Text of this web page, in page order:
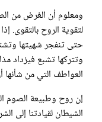
ومعلوم أن الغرض من
لتقوية الروح بالتقوى.
حتى تنفجر شهيتها
وتتركها تشبع فيزداد
العواطف التي من
إن روح وطبيعة الصوم
الشيطان لقيادتنا إلى